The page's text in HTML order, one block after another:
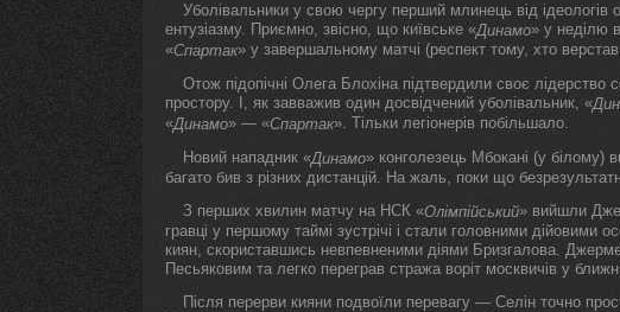
Уболівальники у свою чергу перший млинець від ідеологів
ентузіазму. Приємно, звісно, що київське «Динамо» у неділю
«Спартак» у завершальному матчі (респект тому, хто
Отож підопічні Олега Блохіна підтвердили своє
простору. І, як завважив один досвідчений уболівальник, «
«Динамо» — «Спартак». Тільки легіонерів побільшало.
Новий нападник «Динамо» конголезець Мбокані (у білому)
багато бив з різних дистанцій. На жаль, поки що
З перших хвилин матчу на НСК «Олімпійський» вийшли
гравці у першому таймі зустрічі і стали головними дійовими
киян, скориставшись невпевненими діями Бризгалова.
Песьяковим та легко переграв стража воріт москвичів у
Після перерви кияни подвоїли перевагу — Селін точно